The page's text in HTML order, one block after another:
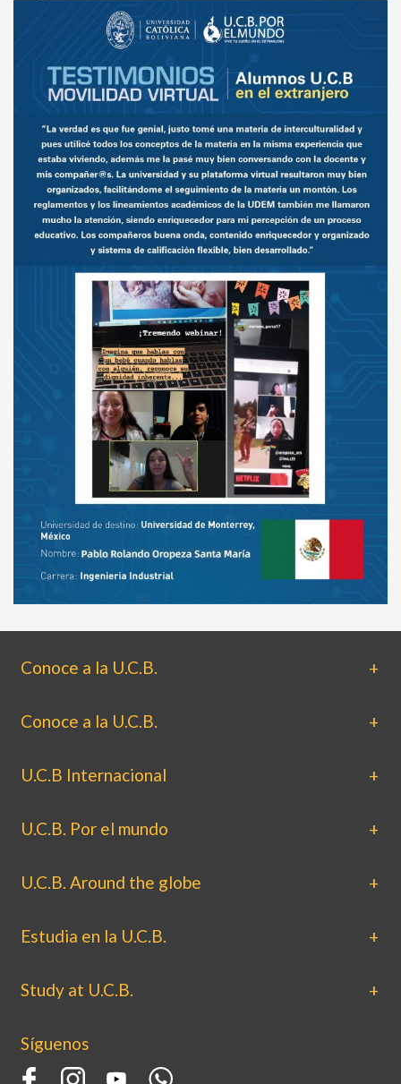
Conoce a la U.C.B.
Conoce a la U.C.B.
U.C.B Internacional
U.C.B. Por el mundo
U.C.B. Around the globe
Estudia en la U.C.B.
Study at U.C.B.
Síguenos